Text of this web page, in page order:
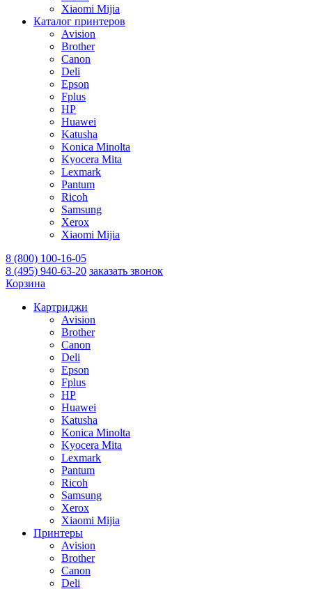
Xiaomi Mijia
Каталог принтеров
Avision
Brother
Canon
Deli
Epson
Fplus
HP
Huawei
Katusha
Konica Minolta
Kyocera Mita
Lexmark
Pantum
Ricoh
Samsung
Xerox
Xiaomi Mijia
8 (800) 100-16-05
8 (495) 940-63-20 заказать звонок
Корзина
Картриджи
Avision
Brother
Canon
Deli
Epson
Fplus
HP
Huawei
Katusha
Konica Minolta
Kyocera Mita
Lexmark
Pantum
Ricoh
Samsung
Xerox
Xiaomi Mijia
Принтеры
Avision
Brother
Canon
Deli